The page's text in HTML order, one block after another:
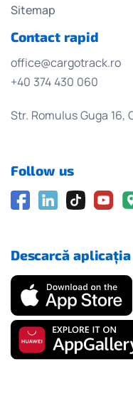
Sitemap
Contact rapid
office@cargotrack.ro
+40 374 430 060
Str. Romulus Guga 16,
Follow us
Descarcă aplicația